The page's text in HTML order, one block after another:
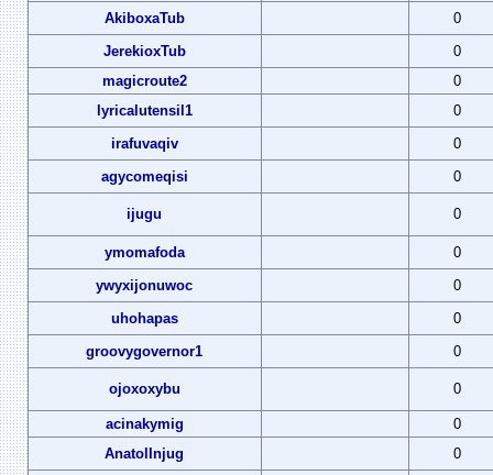
AkiboxaTub
0
JerekioxTub
0
magicroute2
0
lyricalutensil1
0
irafuvaqiv
0
agycomeqisi
0
ijugu 0
ymomafoda
0
ywyxijonuwoc
0
uhohapas
0
groovygovernor1
0
ojoxoxybu 0
acinakymig
0
AnatolInjug
0